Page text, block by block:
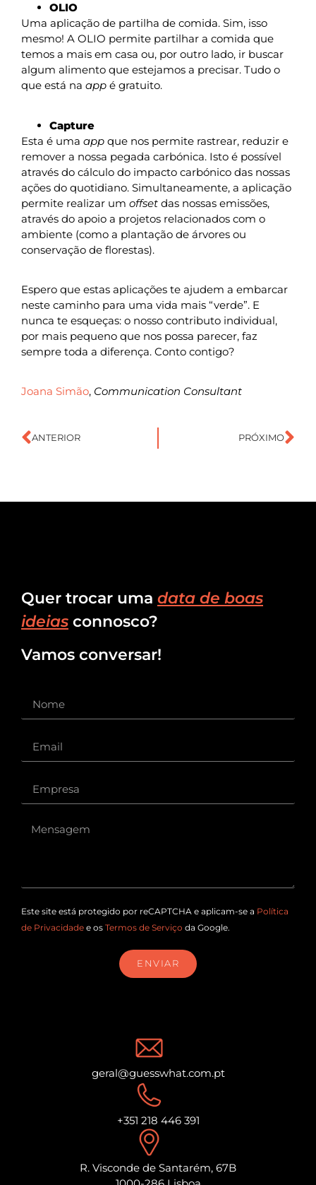
OLIO
Uma aplicação de partilha de comida. Sim, isso
mesmo! A OLIO permite partilhar a comida que
temos a mais em casa ou, por outro lado, ir buscar
algum alimento que estejamos a precisar. Tudo o
que está na app é gratuito.
Capture
Esta é uma app que nos permite rastrear, reduzir e
remover a nossa pegada carbónica. Isto é possível
através do cálculo do impacto carbónico das nossas
ações do quotidiano. Simultaneamente, a aplicação
permite realizar um offset das nossas emissões,
através do apoio a projetos relacionados com o
ambiente (como a plantação de árvores ou
conservação de florestas).
Espero que estas aplicações te ajudem a embarcar
neste caminho para uma vida mais “verde”. E
nunca te esqueças: o nosso contributo individual,
por mais pequeno que nos possa parecer, faz
sempre toda a diferença. Conto contigo?
Joana Simão, Communication Consultant
ANTERIOR PRÓXIMO
Quer trocar uma data de boas
ideias connosco?
Vamos conversar!
Este site está protegido por reCAPTCHA e aplicam-se a Política
de Privacidade e os Termos de Serviço da Google.
ENVIAR
geral@guesswhat.com.pt
+351 218 446 391
R. Visconde de Santarém, 67B